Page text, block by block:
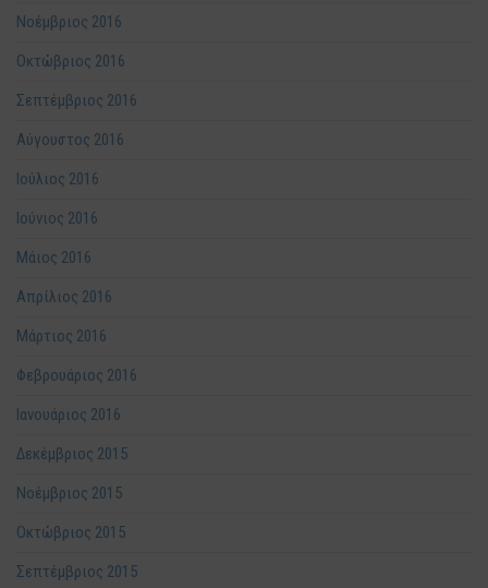
Νοέμβριος 2016
Οκτώβριος 2016
Σεπτέμβριος 2016
Αύγουστος 2016
Ιούλιος 2016
Ιούνιος 2016
Μάιος 2016
Απρίλιος 2016
Μάρτιος 2016
Φεβρουάριος 2016
Ιανουάριος 2016
Δεκέμβριος 2015
Νοέμβριος 2015
Οκτώβριος 2015
Σεπτέμβριος 2015